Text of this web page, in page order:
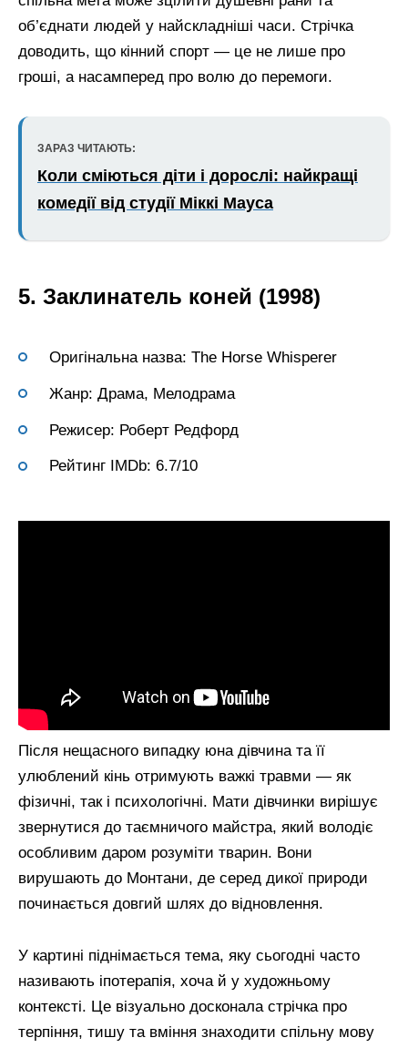
об’єднати людей у найскладніші часи. Стрічка
доводить, що кінний спорт — це не лише про
гроші, а насамперед про волю до перемоги.
ЗАРАЗ ЧИТАЮТЬ:
Коли сміються діти і дорослі: найкращі
комедії від студії Міккі Мауса
5. Заклинатель коней (1998)
Оригінальна назва: The Horse Whisperer
Жанр: Драма, Мелодрама
Режисер: Роберт Редфорд
Рейтинг IMDb: 6.7/10
Після нещасного випадку юна дівчина та її
улюблений кінь отримують важкі травми — як
фізичні, так і психологічні. Мати дівчинки вирішує
звернутися до таємничого майстра, який володіє
особливим даром розуміти тварин. Вони
вирушають до Монтани, де серед дикої природи
починається довгий шлях до відновлення.
У картині піднімається тема, яку сьогодні часто
називають іпотерапія, хоча й у художньому
контексті. Це візуально досконала стрічка про
терпіння, тишу та вміння знаходити спільну мову